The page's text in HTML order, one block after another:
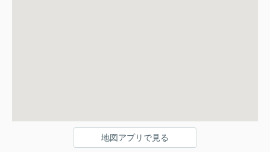
地図アプリで見る